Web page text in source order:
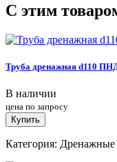
C этим
Труба дренажная d110
В наличии
цена по запросу
Купить
Категория: